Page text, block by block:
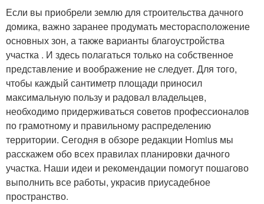
Если вы приобрели землю для строительства дачного
домика, важно заранее продумать месторасположение
основных зон, а также варианты благоустройства
участка . И здесь полагаться только на собственное
представление и воображение не следует. Для того,
чтобы каждый сантиметр площади приносил
максимальную пользу и радовал владельцев,
необходимо придерживаться советов профессионалов
по грамотному и правильному распределению
территории. Сегодня в обзоре редакции Homius мы
расскажем обо всех правилах планировки дачного
участка. Наши идеи и рекомендации помогут пошагово
выполнить все работы, украсив приусадебное
пространство.